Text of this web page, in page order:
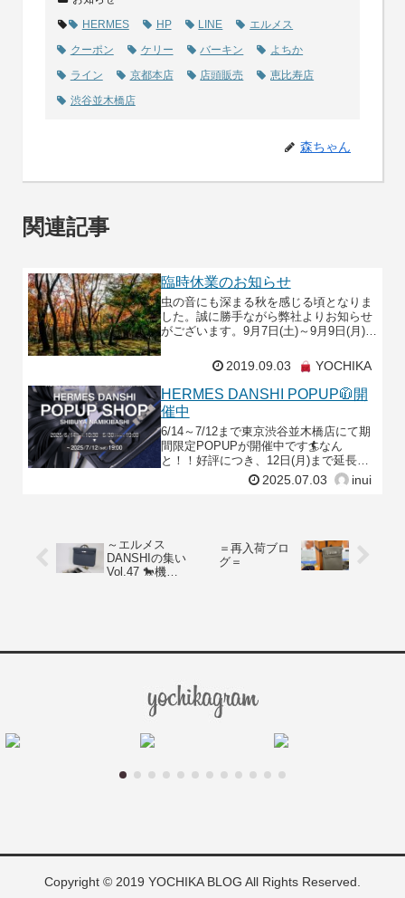
HERMES
HP LINE
エルメス
クーポン
ケリー バーキン
よちか
ライン
京都本店 店頭販売
恵比寿店
渋谷並木橋店
森ちゃん
関連記事
臨時休業のお知らせ
虫の音にも深まる秋を感じる頃となりま
した。誠に勝手ながら弊社よりお知らせ
がございます。9月7日(土)～9月9日(月)の
3日間、京都本店、恵比寿明治通り店両
店舗とも社員研修のため、臨時休業致し
ます。9月
2019.09.03 YOCHIKA
HERMES DANSHI POPUP🧥開
催中
6/14～7/12まで東京渋谷並木橋店にて期
間限定POPUPが開催中です🏄なん
と！！好評につき、12日(月)まで延長を
しております。🔆🌠★スペシャルなメン
ズアイテムを展示販売★ご購入金額に応
2025.07.03 inui
～エルメス
DANSHIの集い
Vol.47 🐎機能
＝再入荷ブロ
グ＝
Copyright © 2019 YOCHIKA BLOG All Rights Reserved.